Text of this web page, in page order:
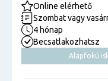
Online elérhető
Szombat vagy
4 hónap
Becsatlakozhatsz
Alapfokú